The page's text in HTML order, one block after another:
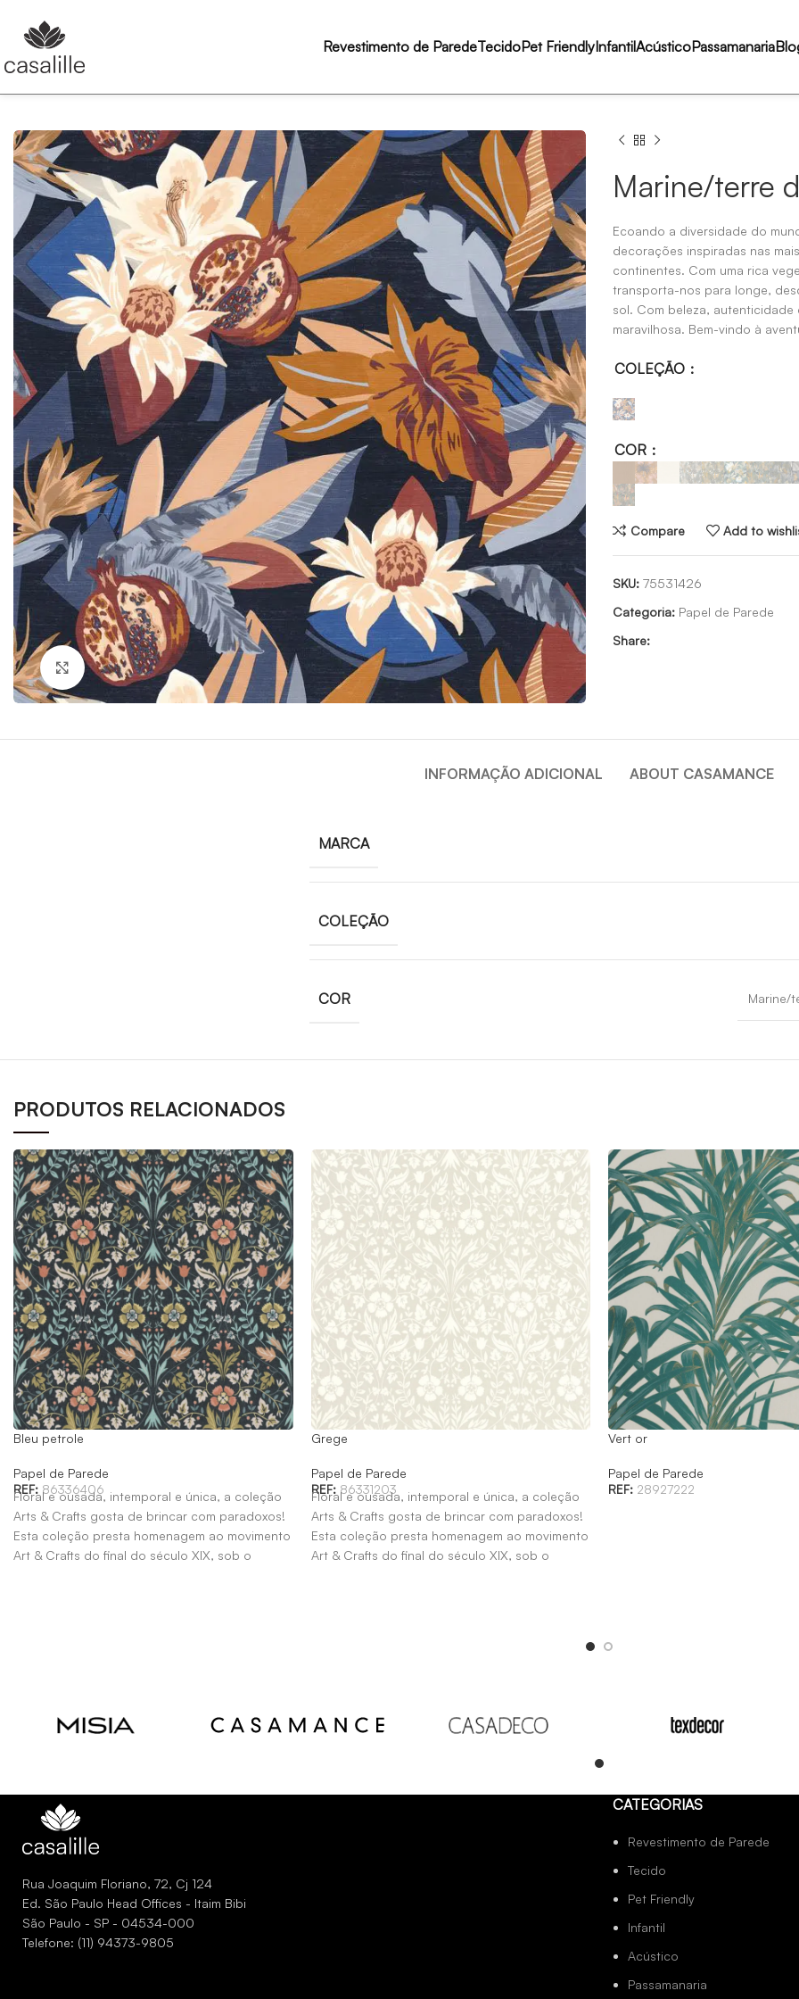
Revestimento de ParedeTecidoPet FriendlyInfantilAcústicoPassamanaria
Click to enlarge
Marine/terre
Ecoando a diversidade do
decorações inspiradas nas
continentes. Com uma rica
transporta-nos para longe,
sol. Com beleza, autenticidade
maravilhosa. Bem-vindo à
COLEÇÃO
COR
Compare Add to
SKU: 75531426
Categoria: Papel de Parede
Share:
INFORMAÇÃO ADICIONAL ABOUT CASAMANCE
MARCA
COLEÇÃO
COR Marine/
PRODUTOS RELACIONADOS
Bleu petrole
Papel de Parede
REF: 86336406
Floral e ousada, intemporal e única, a coleção
Arts & Crafts gosta de brincar com paradoxos!
Esta coleção presta homenagem ao movimento
Art & Crafts do final do século XIX, sob o
Grege
Papel de Parede
REF: 86331203
Floral e ousada, intemporal e única, a coleção
Arts & Crafts gosta de brincar com paradoxos!
Esta coleção presta homenagem ao movimento
Art & Crafts do final do século XIX, sob o
Vert or
Papel de Parede
REF: 28927222
Read
more
Read
Read
Rua Joaquim Floriano, 72, Cj 124
Ed. São Paulo Head Offices - Itaim Bibi
São Paulo - SP - 04534-000
Telefone: (11) 94373-9805
CATEGORIAS
Revestimento de Parede
Tecido
Pet Friendly
Infantil
Acústico
Passamanaria